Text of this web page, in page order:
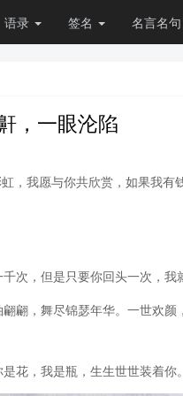
语录 签名 名言名句
，一眼沦陷
，我愿与你共欣赏，如果我
次，但是只要你回头一次，我
翩，舞尽锦瑟年华。一世欢
花，我是瓶，生生世世装着你。